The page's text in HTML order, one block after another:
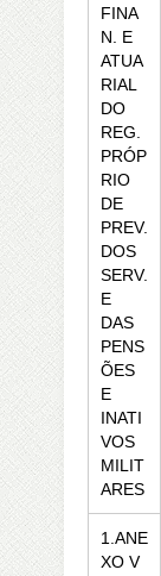
FINA
N. E
ATUA
RIAL
DO
REG.
PRÓP
RIO
DE
PREV.
DOS
SERV.
E
DAS
PENS
ÕES
E
INATI
VOS
MILIT
ARES
1.ANE
XO V